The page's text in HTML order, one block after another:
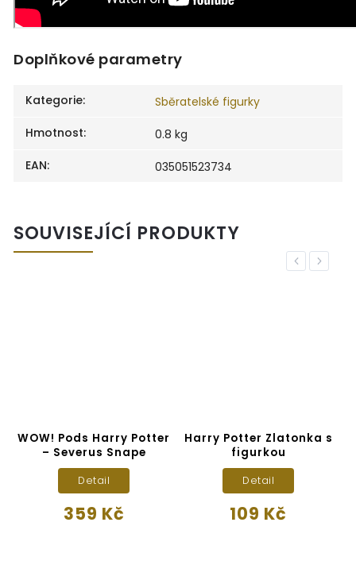
Doplňkové parametry
Kategorie:
Sběratelské figurky
Hmotnost:
0.8 kg
EAN: 035051523734
SOUVISEJÍCÍ PRODUKTY
Previous
WOW! Pods Harry Potter
– Severus Snape
359 Kč
Detail
Harry Potter Zlatonka s
figurkou
109 Kč
Detail
Next